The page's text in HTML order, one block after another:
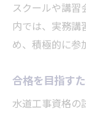
スクールや講習
内では、実務
め、積極的に参
合格を目指す
水道工事資格の